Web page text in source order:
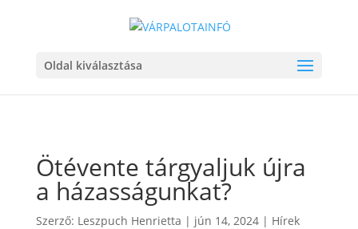
Oldal kiválasztása
Ötévente tárgyaljuk újra
a házasságunkat?
Szerző: Leszpuch Henrietta | jún 14, 2024| Hírek